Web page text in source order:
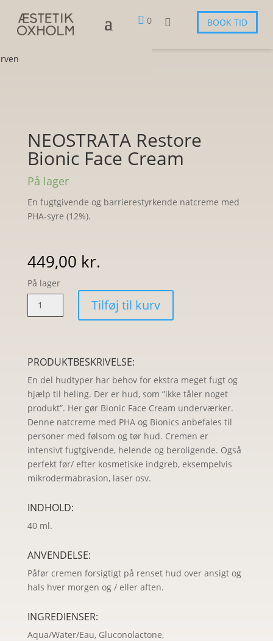
 0  BOOK TID
NEOSTRATA Restore
Bionic Face Cream
På lager
En fugtgivende og barrierestyrkende natcreme med
PHA-syre (12%).
449,00 kr.
På lager
NEOSTRATA
Restore
Cream
Tilføj til kurv
PRODUKTBESKRIVELSE:
En del hudtyper har behov for ekstra meget fugt og
hjælp til heling. Der er hud, som ”ikke tåler noget
produkt”. Her gør Bionic Face Cream underværker.
Denne natcreme med PHA og Bionics anbefales til
personer med følsom og tør hud. Cremen er
intensivt fugtgivende, helende og beroligende. Også
perfekt før/ efter kosmetiske indgreb, eksempelvis
mikrodermabrasion, laser osv.
INDHOLD:
40 ml.
ANVENDELSE:
Påfør cremen forsigtigt på renset hud over ansigt og
hals hver morgen og / eller aften.
INGREDIENSER:
Aqua/Water/Eau, Gluconolactone,